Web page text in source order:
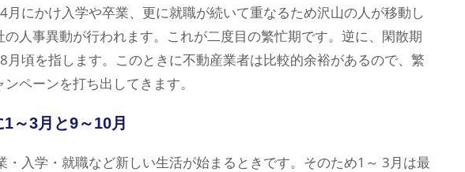
にかけ入学や卒業、更に就職が続いて重なるため沢山の人が移動し
人事異動が行われます。これが二度目の繁忙期です。逆に、閑散期
月頃を指します。このときに不動産業者は比較的余裕があるので、繁
ペーンを打ち出してきます。
～3月と9～10月
・入学・就職など新しい生活が始まるときです。そのため1～ 3月は最